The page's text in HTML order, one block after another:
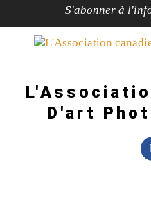
S'abonner à
D'art